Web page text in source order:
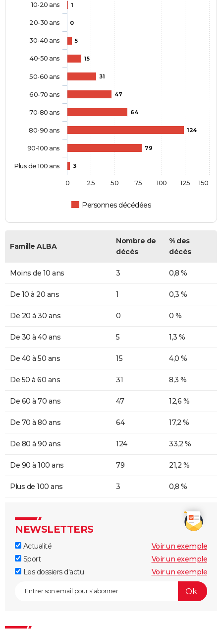
1
0
5
15
31
47
64
124
79
3
Personnes décédées
10-20 ans
20-30 ans
30-40 ans
40-50 ans
50-60 ans
60-70 ans
70-80 ans
80-90 ans
90-100 ans
Plus de 100 ans
0 25 50 75 100 125 150
Famille ALBA
Nombre de
décès
% des
décès
Moins de 10 ans 3 0,8 %
De 10 à 20 ans 1 0,3 %
De 20 à 30 ans 0 0 %
De 30 à 40 ans 5 1,3 %
De 40 à 50 ans 15 4,0 %
De 50 à 60 ans 31 8,3 %
De 60 à 70 ans 47 12,6 %
De 70 à 80 ans 64 17,2 %
De 80 à 90 ans 124 33,2 %
De 90 à 100 ans 79 21,2 %
Plus de 100 ans 3 0,8 %
NEWSLETTERS
Actualité
Voir un exemple
Sport
Voir un exemple
Les dossiers d'actu
Voir un exemple